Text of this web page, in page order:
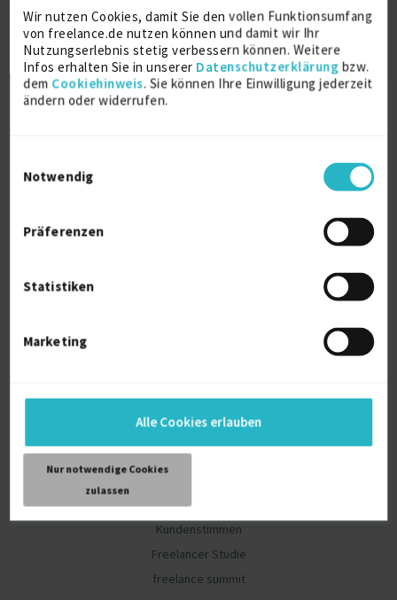
Wir nutzen Cookies, damit Sie den vollen Funktionsumfang
von freelance.de nutzen können und damit wir Ihr
Nutzungserlebnis stetig verbessern können. Weitere
Infos erhalten Sie in unserer Datenschutzerklärung bzw.
dem Cookiehinweis. Sie können Ihre Einwilligung jederzeit
ändern oder widerrufen.
Notwendig
Präferenzen
Statistiken
Marketing
Alle Cookies erlauben
Nur notwendige Cookies
zulassen
Jetzt registrieren
Projekte ausschreiben
Blog
Kundenstimmen
Freelancer Studie
freelance summit